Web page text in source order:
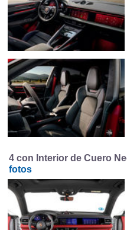
4 con Interior de Cuero
fotos